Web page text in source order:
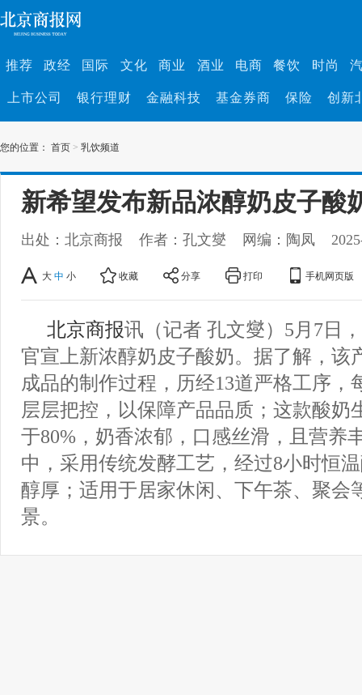
推荐 政经 国际 文化 商业 酒业 电商 餐饮 时尚
上市公司 银行理财 金融科技 基金券商 保险 创新
您的位置： 首页 > 乳饮频道
新希望发布新品浓醇奶皮子酸
出处：北京商报 作者：孔文燮 网编：陶凤
大 中 小 收藏 分享 打印 手机网页版
北京商报讯（记者 孔文燮）5月7日
官宣上新浓醇奶皮子酸奶。据了解，该
成品的制作过程，历经13道严格工序，
层层把控，以保障产品品质；这款酸奶
于80%，奶香浓郁，口感丝滑，且营养
中，采用传统发酵工艺，经过8小时恒
醇厚；适用于居家休闲、下午茶、聚会
景。